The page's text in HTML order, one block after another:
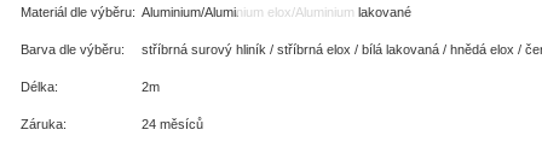
Materiál dle výběru: Aluminium/Aluminium elox/Aluminium lakované
Barva dle výběru: stříbrná surový hliník / stříbrná elox / bílá lakovaná / hnědá elox /
Délka: 2m
Záruka: 24 měsíců